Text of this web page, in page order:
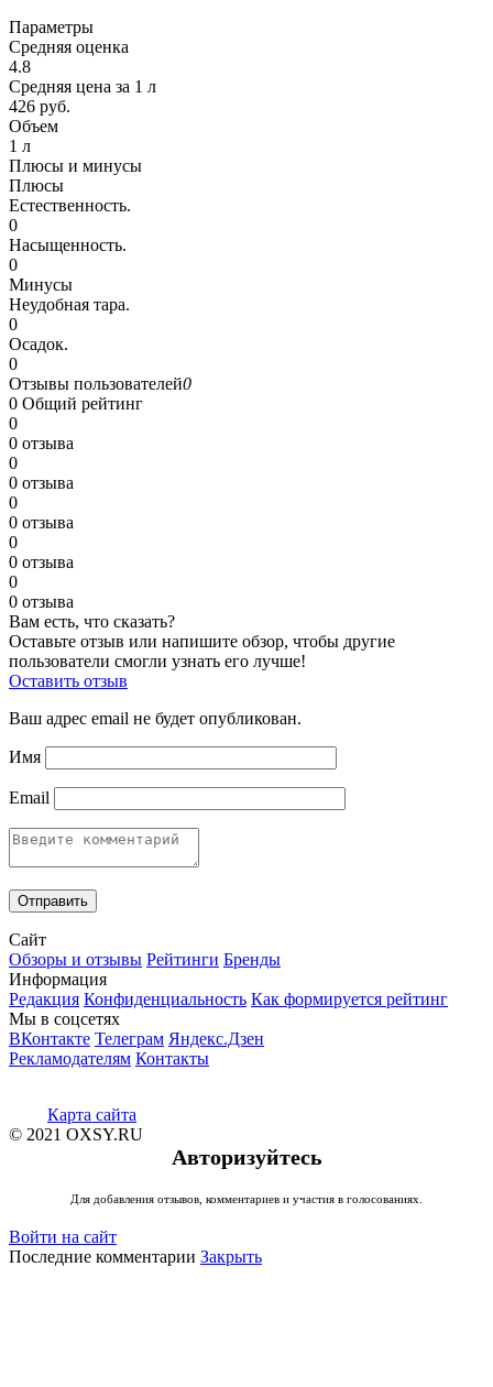
Параметры
Средняя оценка
4.8
Средняя цена за 1 л
426 руб.
Объем
1 л
Плюсы и минусы
Плюсы
Естественность.
0
Насыщенность.
0
Минусы
Неудобная тара.
0
Осадок.
0
Отзывы пользователей0
0 Общий рейтинг
0
0 отзыва
0
0 отзыва
0
0 отзыва
0
0 отзыва
0
0 отзыва
Вам есть, что сказать?
Оставьте отзыв или напишите обзор, чтобы другие
пользователи смогли узнать его лучше!
Оставить отзыв
Ваш адрес email не будет опубликован.
Имя
Email
Сайт
Обзоры и отзывы Рейтинги Бренды
Информация
Редакция Конфиденциальность Как формируется рейтинг
Мы в соцсетях
ВКонтакте Телеграм Яндекс.Дзен
Рекламодателям Контакты
Карта сайта
© 2021 OXSY.RU
Авторизуйтесь
Для добавления отзывов, комментариев и участия в голосованиях.
Войти на сайт
Последние комментарии Закрыть